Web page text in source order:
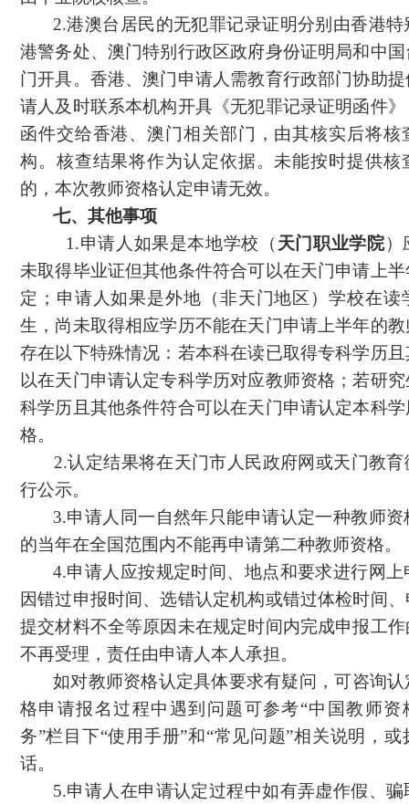
2.港澳台居民的无犯罪记录证明分别由香港
港警务处、澳门特别行政区政府身份证明局和中
门开具。香港、澳门申请人需教育行政部门协助
请人及时联系本机构开具《无犯罪记录证明函件
函件交给香港、澳门相关部门，由其核实后将核
构。核查结果将作为认定依据。未能按时提供核
的，本次教师资格认定申请无效。
七、其他事项
1.申请人如果是本地学校（ 天门职业学院）
未取得毕业证但其他条件符合可以在天门申请上
定；申请人如果是外地（非天门地区）学校在读
生，尚未取得相应学历不能在天门申请上半年的
存在以下特殊情况：若本科在读已取得专科学历
以在天门申请认定专科学历对应教师资格；若研
科学历且其他条件符合可以在天门申请认定本科
格。
2.认定结果将在天门市人民政府网或天门教
行公示。
3.申请人同一自然年只能申请认定一种教师
的当年在全国范围内不能再申请第二种教师资格。
4.申请人应按规定时间、地点和要求进行网
因错过申报时间、选错认定机构或错过体检时间
提交材料不全等原因未在规定时间内完成申报工
不再受理，责任由申请人本人承担。
如对教师资格认定具体要求有疑问，可咨询
格申请报名过程中遇到问题可参考“中国教师
务”栏目下“使用手册”和“常见问题”相关说明，
话。
5.申请人在申请认定过程中如有弄虚作假、